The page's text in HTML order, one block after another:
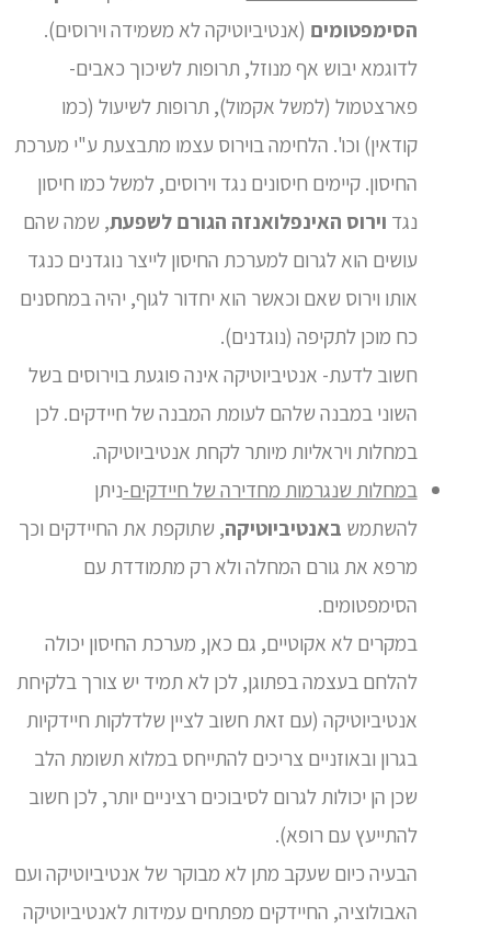
הסימפטומים (אנטיביוטיקה לא משמידה וירוסים).
לדוגמא יבוש אף מנוזל, תרופות לשיכוך כאבים-
פארצטמול (למשל אקמול), תרופות לשיעול (כמו
קודאין) וכו'. הלחימה בוירוס עצמו מתבצעת ע"י מערכת
החיסון. קיימים חיסונים נגד וירוסים, למשל כמו חיסון
נגד וירוס האינפלואנזה הגורם לשפעת, שמה שהם
עושים הוא לגרום למערכת החיסון לייצר נוגדנים כנגד
אותו וירוס שאם וכאשר הוא יחדור לגוף, יהיה במחסנים
כח מוכן לתקיפה (נוגדנים).
חשוב לדעת- אנטיביוטיקה אינה פוגעת בוירוסים בשל
השוני במבנה שלהם לעומת המבנה של חיידקים. לכן
במחלות ויראליות מיותר לקחת אנטיביוטיקה.
במחלות שנגרמות מחדירה של חיידקים-ניתן
להשתמש באנטיביוטיקה, שתוקפת את החיידקים וכך
מרפא את גורם המחלה ולא רק מתמודדת עם
הסימפטומים.
במקרים לא אקוטיים, גם כאן, מערכת החיסון יכולה
להלחם בעצמה בפתוגן, לכן לא תמיד יש צורך בלקיחת
אנטיביוטיקה (עם זאת חשוב לציין שלדלקות חיידקיות
בגרון ובאוזניים צריכים להתייחס במלוא תשומת הלב
שכן הן יכולות לגרום לסיבוכים רציניים יותר, לכן חשוב
להתייעץ עם רופא).
הבעיה כיום שעקב מתן לא מבוקר של אנטיביוטיקה ועם
האבולוציה, החיידקים מפתחים עמידות לאנטיביוטיקה